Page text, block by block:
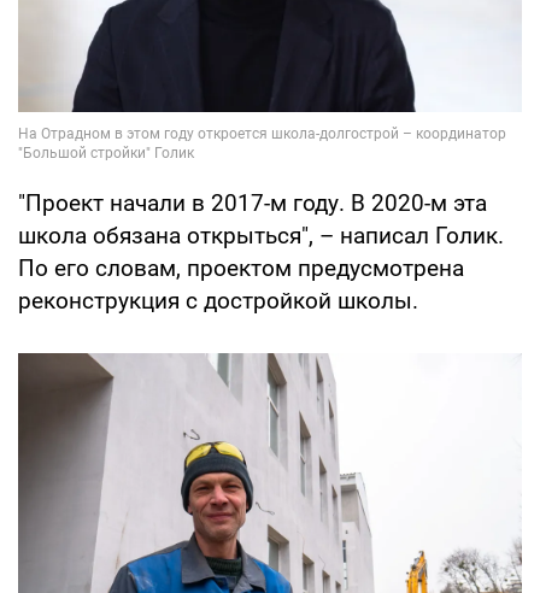
"Проект начали в 2017-м году. В 2020-м эта
школа обязана открыться", – написал Голик.
По его словам, проектом предусмотрена
реконструкция с достройкой школы.